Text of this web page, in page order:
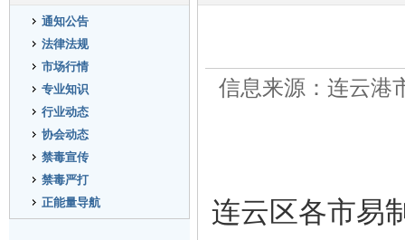
通知公告
法律法规
市场行情
专业知识
行业动态
协会动态
禁毒宣传
禁毒严打
正能量导航
信息来源：连云
连云区各市易